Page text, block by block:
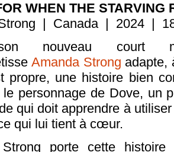
WHEN THE STARVING
| Canada | 2024 |
nouveau court
Amanda Strong adapte,
propre, une histoire bien
personnage de Dove, un
qui doit apprendre à
qui lui tient à cœur.
porte cette